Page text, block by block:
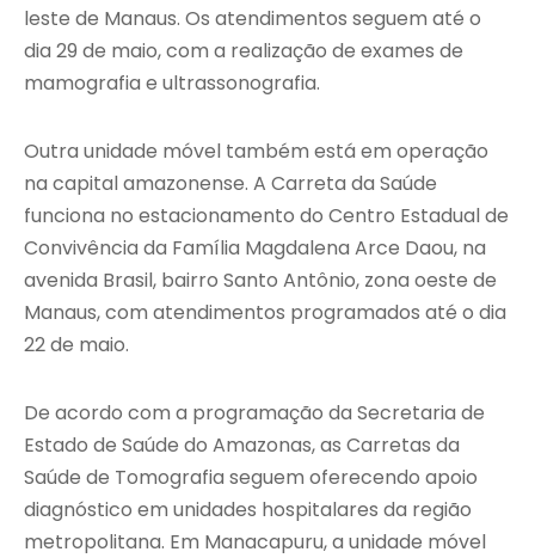
leste de Manaus. Os atendimentos seguem até o
dia 29 de maio, com a realização de exames de
mamografia e ultrassonografia.
Outra unidade móvel também está em operação
na capital amazonense. A Carreta da Saúde
funciona no estacionamento do Centro Estadual de
Convivência da Família Magdalena Arce Daou, na
avenida Brasil, bairro Santo Antônio, zona oeste de
Manaus, com atendimentos programados até o dia
22 de maio.
De acordo com a programação da Secretaria de
Estado de Saúde do Amazonas, as Carretas da
Saúde de Tomografia seguem oferecendo apoio
diagnóstico em unidades hospitalares da região
metropolitana. Em Manacapuru, a unidade móvel